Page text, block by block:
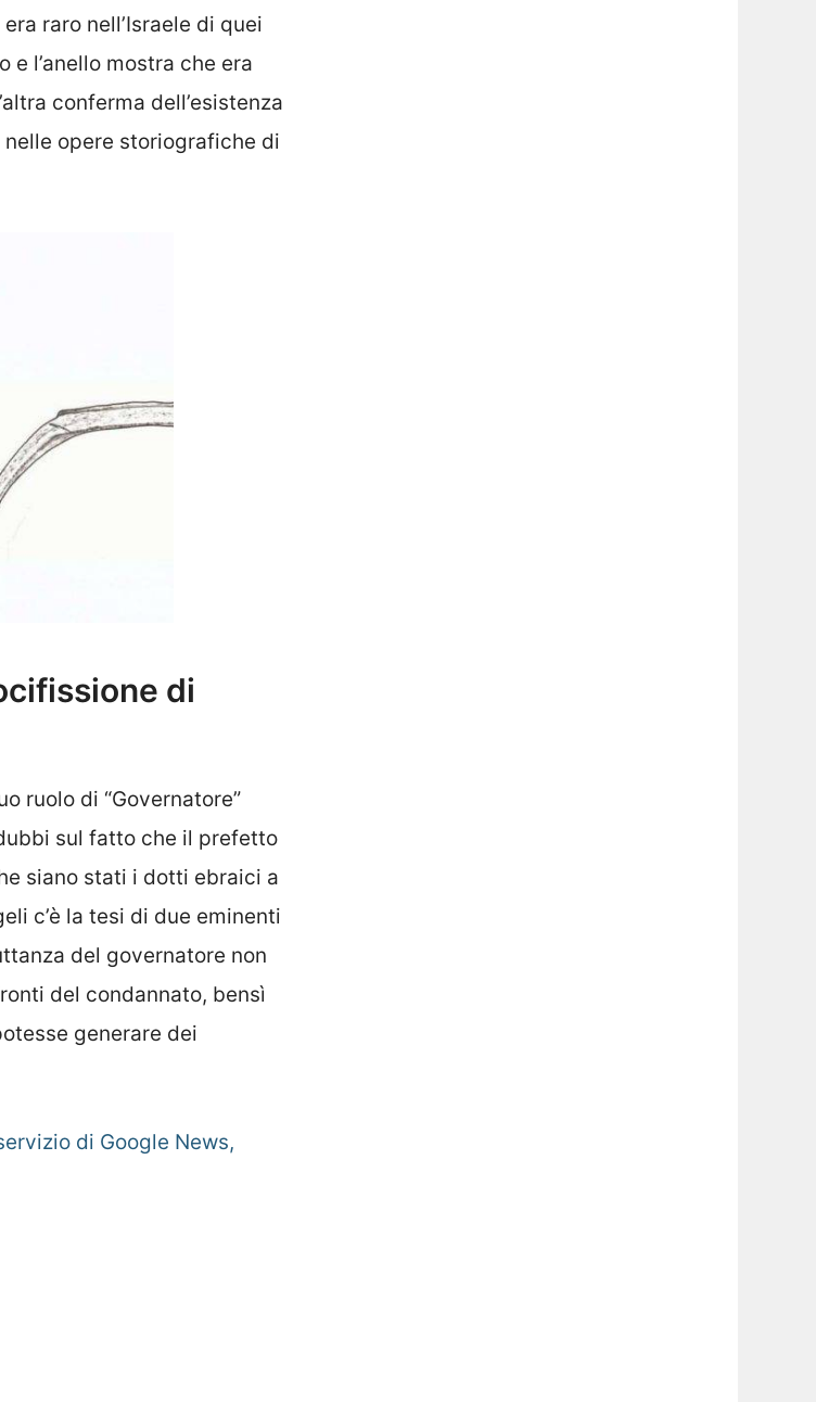
raro nell’Israele di quei
l’anello mostra che era
conferma dell’esistenza
opere storiografiche di
di
ruolo di “Governatore”
sul fatto che il prefetto
siano stati i dotti ebraici a
c’è la tesi di due eminenti
del governatore non
del condannato, bensì
generare dei
di Google News,